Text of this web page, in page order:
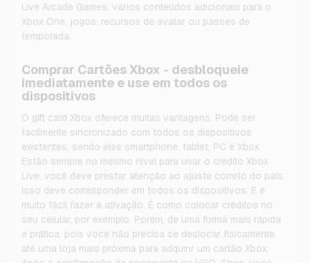
Live Arcade Games, vários conteúdos adicionais para o
Xbox One, jogos, recursos de avatar ou passes de
temporada.
Comprar Cartões Xbox - desbloqueie
imediatamente e use em todos os
dispositivos
O gift card Xbox oferece muitas vantagens. Pode ser
facilmente sincronizado com todos os dispositivos
existentes, sendo eles smartphone, tablet, PC e Xbox.
Estão sempre no mesmo nível para usar o crédito Xbox
Live, você deve prestar atenção ao ajuste correto do país.
Isso deve corresponder em todos os dispositivos. E é
muito fácil fazer a ativação. É como colocar créditos no
seu celular, por exemplo. Porém, de uma forma mais rápida
e prática, pois você não precisa se deslocar fisicamente
até uma loja mais próxima para adquirir um cartão Xbox.